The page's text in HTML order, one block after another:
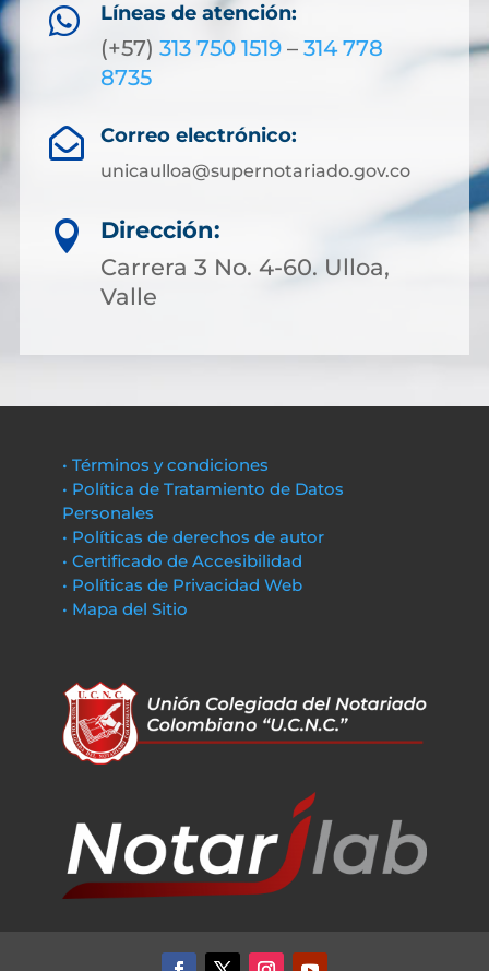
 Líneas de atención:
(+57) 313 750 1519 – 314 778
8735
 Correo electrónico:
unicaulloa@supernotariado.gov.co

Dirección:
Carrera 3 No. 4-60. Ulloa,
Valle
• Términos y condiciones
• Política de Tratamiento de Datos
Personales
• Políticas de derechos de autor
• Certificado de Accesibilidad
• Políticas de Privacidad Web
• Mapa del Sitio